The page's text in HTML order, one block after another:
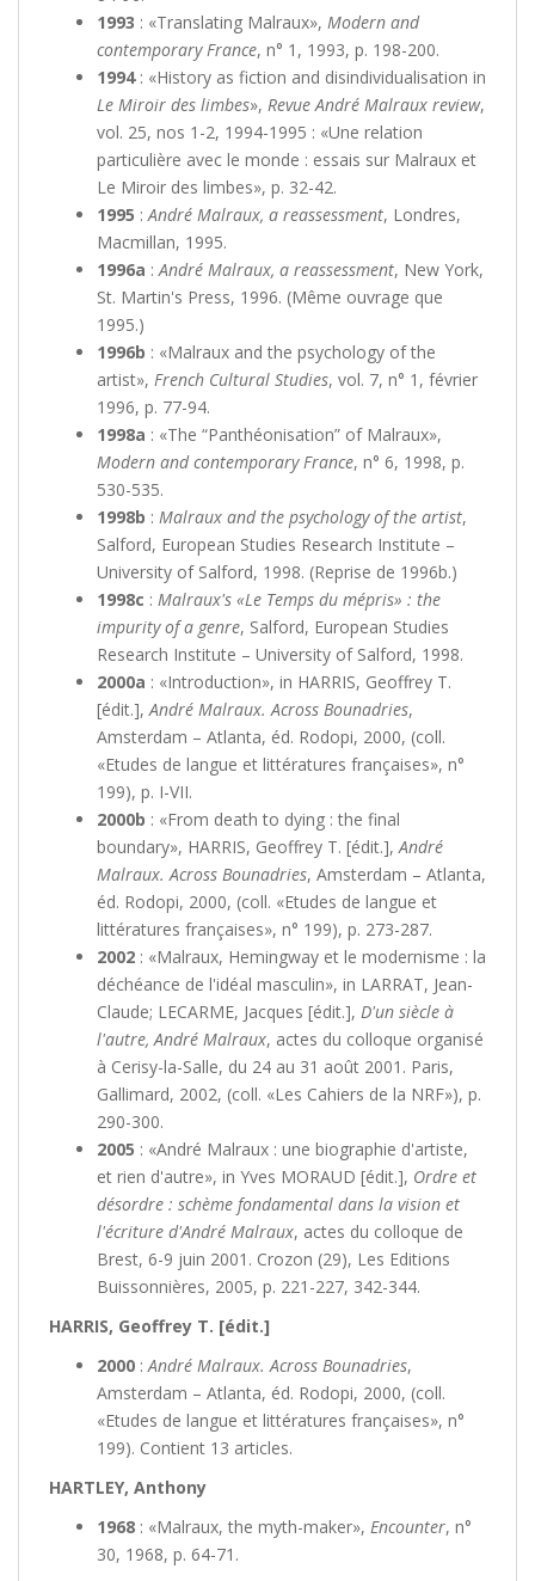
1993 : «Translating Malraux», Modern and
contemporary France, n° 1, 1993, p. 198-200.
1994: «History as fiction and disindividualisation in
Le Miroir des limbes», Revue André Malraux review,
vol. 25, nos 1-2, 1994-1995 : «Une relation
particulière avec le monde : essais sur Malraux et
Le Miroir des limbes», p. 32-42.
1995 :André Malraux, a reassessment, Londres,
Macmillan, 1995.
1996a :André Malraux, a reassessment, New York,
St. Martin's Press, 1996. (Même ouvrage que
1995.)
1996b : «Malraux and the psychology of the
artist», French Cultural Studies, vol. 7, n° 1, février
1996, p. 77-94.
1998a : «The “Panthéonisation” of Malraux»,
Modern and contemporary France, n° 6, 1998, p.
530-535.
1998b : Malraux and the psychology of the artist,
Salford, European Studies Research Institute –
University of Salford, 1998. (Reprise de 1996b.)
1998c : Malraux's «Le Temps du mépris» : the
impurity of a genre, Salford, European Studies
Research Institute – University of Salford, 1998.
2000a : «Introduction», in HARRIS, Geoffrey T.
[édit.],André Malraux. Across Bounadries,
Amsterdam – Atlanta, éd. Rodopi, 2000, (coll.
«Etudes de langue et littératures françaises», n°
199), p. I-VII.
2000b : «From death to dying : the final
boundary», HARRIS, Geoffrey T. [édit.],André
Malraux. Across Bounadries, Amsterdam – Atlanta,
éd. Rodopi, 2000, (coll. «Etudes de langue et
littératures françaises», n° 199), p. 273-287.
2002 : «Malraux, Hemingway et le modernisme : la
déchéance de l'idéal masculin», in LARRAT, Jean-
Claude; LECARME, Jacques [édit.], D'un siècle à
l'autre, André Malraux, actes du colloque organisé
à Cerisy-la-Salle, du 24 au 31 août 2001. Paris,
Gallimard, 2002, (coll. «Les Cahiers de la NRF»), p.
290-300.
2005 : «André Malraux : une biographie d'artiste,
et rien d'autre», in Yves MORAUD [édit.], Ordre et
désordre : schème fondamental dans la vision et
l'écriture d'André Malraux, actes du colloque de
Brest, 6-9 juin 2001. Crozon (29), Les Editions
Buissonnières, 2005, p. 221-227, 342-344.
HARRIS, Geoffrey T. [édit.]
2000 :André Malraux. Across Bounadries,
Amsterdam – Atlanta, éd. Rodopi, 2000, (coll.
«Etudes de langue et littératures françaises», n°
199). Contient 13 articles.
HARTLEY, Anthony
1968 : «Malraux, the myth-maker», Encounter, n°
30, 1968, p. 64-71.